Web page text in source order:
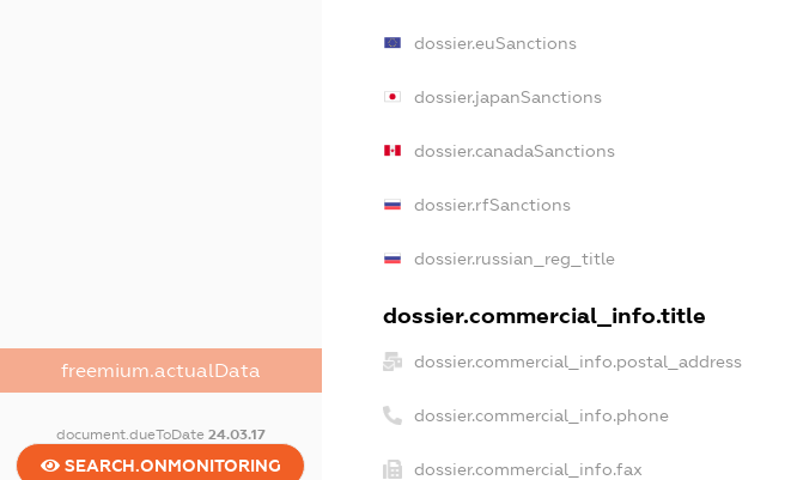
freemium.actualData
document.dueToDate 24.03.17
SEARCH.ONMONITORING
dossier.euSanctions
dossier.japanSanctions
dossier.canadaSanctions
dossier.rfSanctions
dossier.russian_reg_title
dossier.commercial_info.title
dossier.commercial_info.postal_address
dossier.commercial_info.phone
dossier.commercial_info.fax